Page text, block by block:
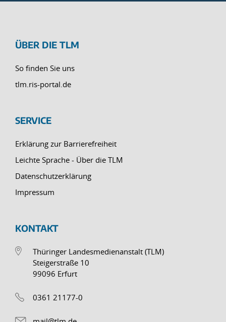
ÜBER DIE TLM
So finden Sie uns
tlm.ris-portal.de
SERVICE
Erklärung zur Barrierefreiheit
Leichte Sprache - Über die TLM
Datenschutzerklärung
Impressum
KONTAKT
Thüringer Landesmedienanstalt (TLM)
Steigerstraße 10
99096 Erfurt
0361 21177-0